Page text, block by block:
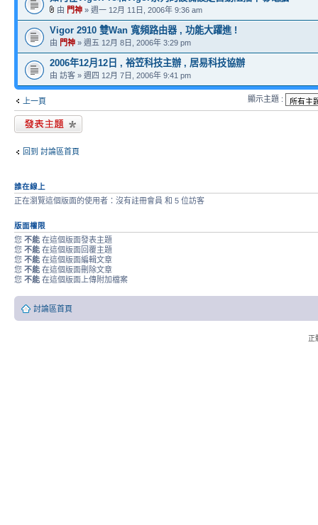
由 門神 » 週一 12月 11日, 2006年 9:36 am
Vigor 2910 雙Wan 寬頻路由器 , 功能大躍進 !
由 門神 » 週五 12月 8日, 2006年 3:29 pm
2006年12月12日 , 裕笠科技主辦 , 居易科技協辦
由 訪客 » 週四 12月 7日, 2006年 9:41 pm
上一頁 顯示主題 :
發表新主題
回到 討論區首頁
誰在線上
正在瀏覽這個版面的使用者：沒有註冊會員 和 5 位訪客
版面權限
您 不能 在這個版面發表主題
您 不能 在這個版面回覆主題
您 不能 在這個版面編輯文章
您 不能 在這個版面刪除文章
您 不能 在這個版面上傳附加檔案
討論區首頁
正